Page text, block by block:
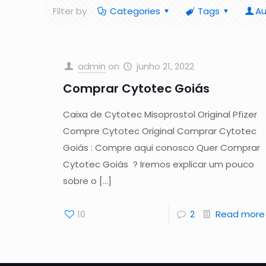
Filter by Categories Tags
admin on junho 21, 2022
Comprar Cytotec Goiás
Caixa de Cytotec Misoprostol Original Pfizer
Compre Cytotec Original Comprar Cytotec
Goiás : Compre aqui conosco Quer Comprar
Cytotec Goiás ? Iremos explicar um pouco
sobre o […]
10 2 Read more